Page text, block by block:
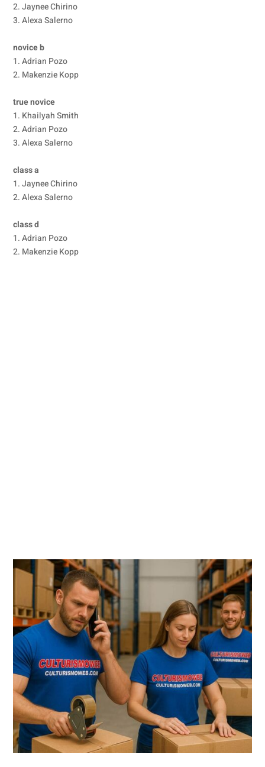
2. Jaynee Chirino
3. Alexa Salerno
novice b
1. Adrian Pozo
2. Makenzie Kopp
true novice
1. Khailyah Smith
2. Adrian Pozo
3. Alexa Salerno
class a
1. Jaynee Chirino
2. Alexa Salerno
class d
1. Adrian Pozo
2. Makenzie Kopp